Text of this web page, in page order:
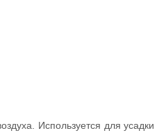
Используется для